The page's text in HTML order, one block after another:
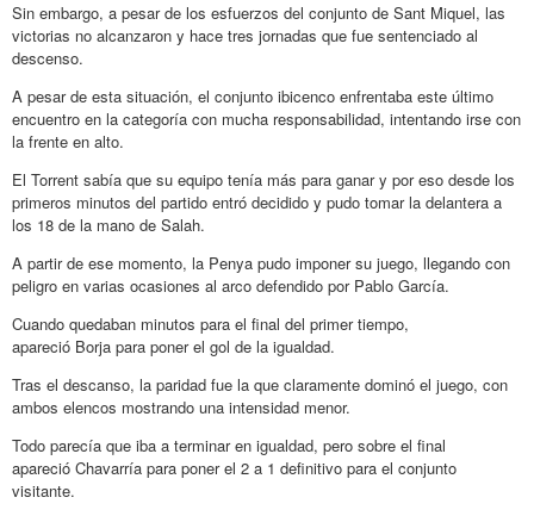
Sin embargo, a pesar de los esfuerzos del conjunto de Sant Miquel, las
victorias no alcanzaron y hace tres jornadas que fue sentenciado al
descenso.
A pesar de esta situación, el conjunto ibicenco enfrentaba este último
encuentro en la categoría con mucha responsabilidad, intentando irse con
la frente en alto.
El Torrent sabía que su equipo tenía más para ganar y por eso desde los
primeros minutos del partido entró decidido y pudo tomar la delantera a
los 18 de la mano de Salah.
A partir de ese momento, la Penya pudo imponer su juego, llegando con
peligro en varias ocasiones al arco defendido por Pablo García.
Cuando quedaban minutos para el final del primer tiempo,
apareció Borja para poner el gol de la igualdad.
Tras el descanso, la paridad fue la que claramente dominó el juego, con
ambos elencos mostrando una intensidad menor.
Todo parecía que iba a terminar en igualdad, pero sobre el final
apareció Chavarría para poner el 2 a 1 definitivo para el conjunto
visitante.